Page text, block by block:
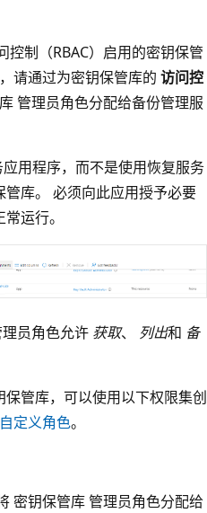
制（RBAC）启用的密钥保管
请通过为密钥保管库的 访问控
管理员角色分配给备份管理服
用程序，而不是使用恢复服务
库。 必须向此应用授予必要
运行。
员角色允许 获取、 列出和 备
管库，可以使用以下权限集创
定义角色。
密钥保管库 管理员角色分配给